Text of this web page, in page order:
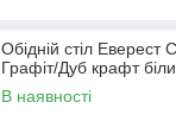
Обідній стіл
Графіт/Дуб крафт
В наявності